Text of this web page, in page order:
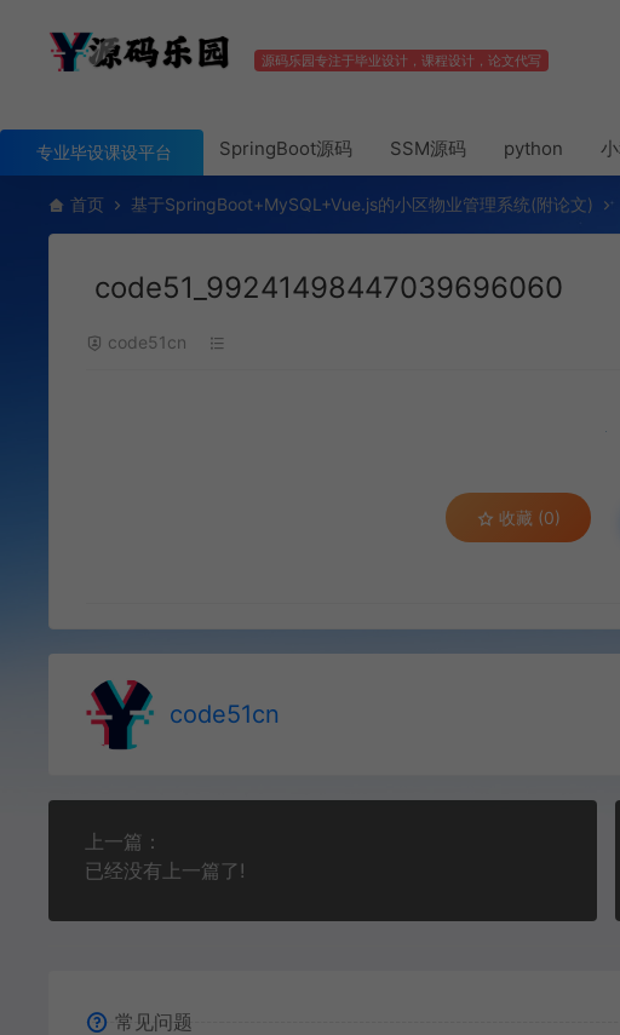
源码乐园专注于毕业设计，课程设计，论文代写
专业毕设课设平台 SpringBoot源码 SSM源码 python
首页 基于SpringBoot+MySQL+Vue.js的小区物业管理系统(附论文)
code51_99241498447039696060
code51cn
收藏 (0)
code51cn
上一篇：
已经没有上一篇了!
常见问题